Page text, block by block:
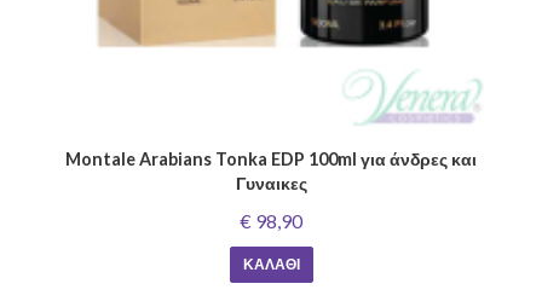
Montale Arabians Tonka EDP 100ml για άνδρες και
Γυναικες
€ 98,90
ΚΑΛΆΘΙ